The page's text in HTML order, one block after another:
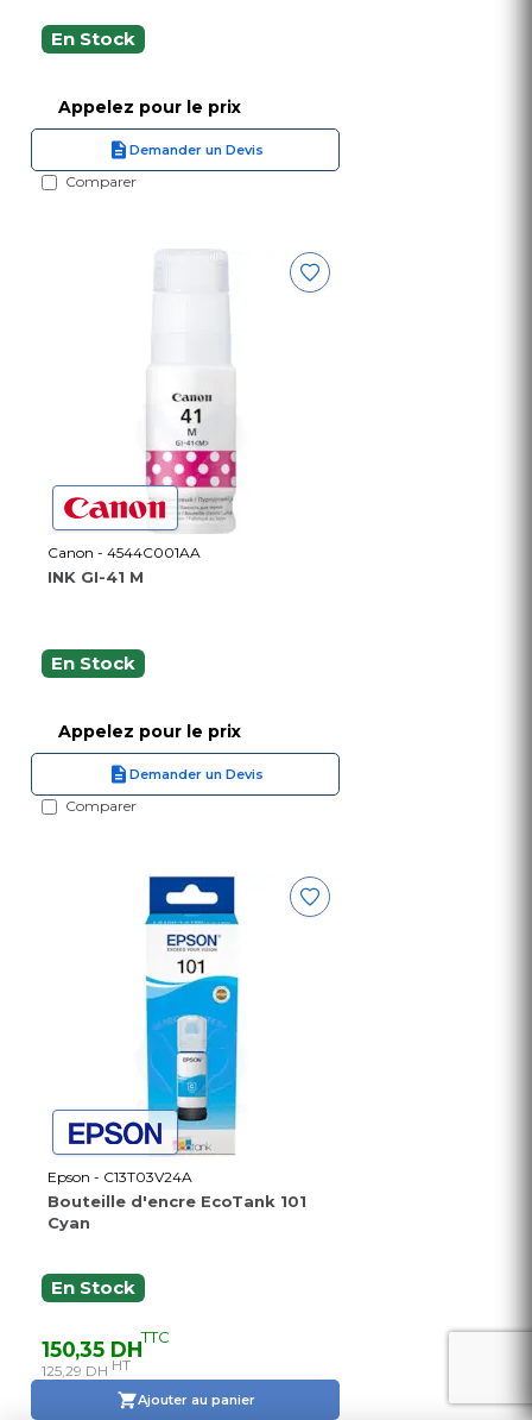
En Stock
Appelez pour le prix
Demander un Devis
Comparer
Canon - 4544C001AA
INK GI-41 M
En Stock
Appelez pour le prix
Demander un Devis
Comparer
Epson - C13T03V24A
Bouteille d'encre EcoTank 101
Cyan
En Stock
150,35 DHTTC
125,29 DH HT
Ajouter au panier